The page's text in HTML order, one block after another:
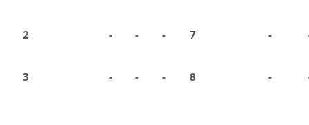
2 - - - 7 -
3 - - - 8 -